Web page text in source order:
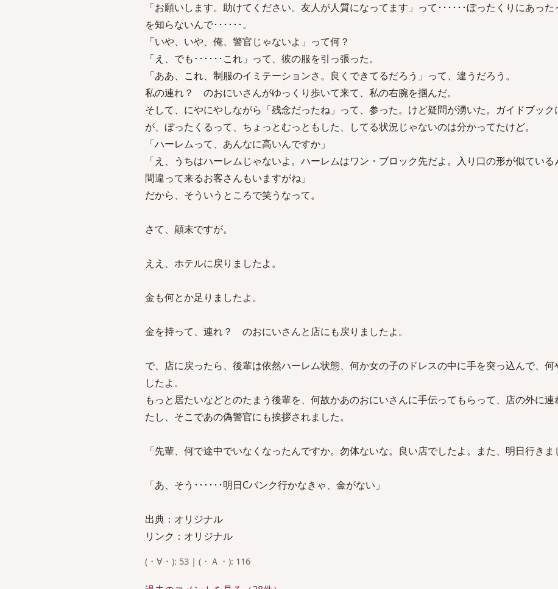
「お願いします。助けてください。友人が人質になってます」って･･････ぼったくりにあっ
を知らないんで･･････。
「いや、いや、俺、警官じゃないよ」って何？
「え、でも･･････これ」って、彼の服を引っ張った。
「ああ、これ、制服のイミテーションさ。良くできてるだろう」って、違うだろう。
私の連れ？ のおにいさんがゆっくり歩いて来て、私の右腕を掴んだ。
そして、にやにやしながら「残念だったね」って、参った。けど疑問が湧いた。ガイドブック
が、ぼったくるって、ちょっとむっともした、してる状況じゃないのは分かってたけど。
「ハーレムって、あんなに高いんですか」
「え、うちはハーレムじゃないよ。ハーレムはワン・ブロック先だよ。入り口の形が似ている
間違って来るお客さんもいますがね」
だから、そういうところで笑うなって。
さて、顛末ですが。
ええ、ホテルに戻りましたよ。
金も何とか足りましたよ。
金を持って、連れ？ のおにいさんと店にも戻りましたよ。
で、店に戻ったら、後輩は依然ハーレム状態、何か女の子のドレスの中に手を突っ込んで、何
したよ。
もっと居たいなどとのたまう後輩を、何故かあのおにいさんに手伝ってもらって、店の外に連
たし、そこであの偽警官にも挨拶されました。
「先輩、何で途中でいなくなったんですか。勿体ないな。良い店でしたよ。また、明日行きま
「あ、そう･･････明日Cバンク行かなきゃ、金がない」
出典：オリジナル
リンク：オリジナル
(・∀・): 53 | (・Ａ・): 116